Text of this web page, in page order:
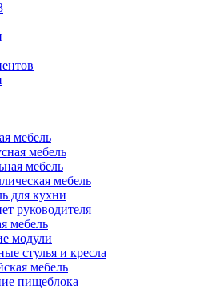
мебель
мебель
мебель
мебель
для кухни
руководителя
мебель
модули
стулья и кресла
мебель
пищеблока